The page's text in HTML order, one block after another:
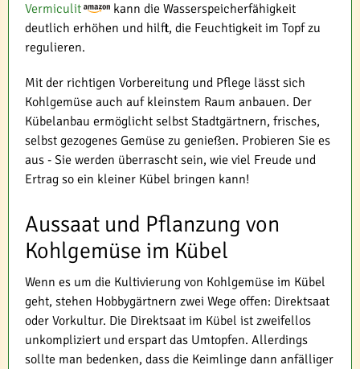
Vermiculit
kann die Wasserspeicherfähigkeit
deutlich erhöhen und hilft, die Feuchtigkeit im Topf zu
regulieren.
Mit der richtigen Vorbereitung und Pflege lässt sich
Kohlgemüse auch auf kleinstem Raum anbauen. Der
Kübelanbau ermöglicht selbst Stadtgärtnern, frisches,
selbst gezogenes Gemüse zu genießen. Probieren Sie es
aus - Sie werden überrascht sein, wie viel Freude und
Ertrag so ein kleiner Kübel bringen kann!
Aussaat und Pflanzung von
Kohlgemüse im Kübel
Wenn es um die Kultivierung von Kohlgemüse im Kübel
geht, stehen Hobbygärtnern zwei Wege offen: Direktsaat
oder Vorkultur. Die Direktsaat im Kübel ist zweifellos
unkompliziert und erspart das Umtopfen. Allerdings
sollte man bedenken, dass die Keimlinge dann anfälliger